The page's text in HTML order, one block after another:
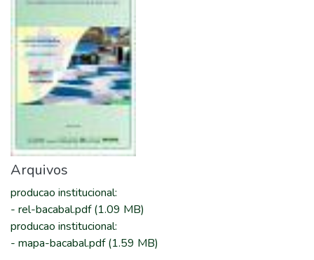
Arquivos
producao institucional:
- rel-bacabal.pdf(1.09 MB)
producao institucional:
- mapa-bacabal.pdf(1.59 MB)